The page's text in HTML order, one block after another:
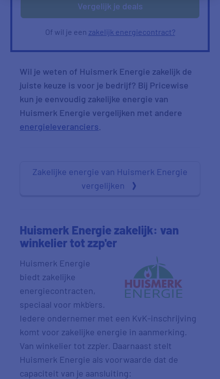
Vergelijk je deals
Of wil je een zakelijk energiecontract?
Wil je weten of Huismerk Energie zakelijk de
juiste keuze is voor je bedrijf? Bij Pricewise
kun je eenvoudig zakelijke energie van
Huismerk Energie vergelijken met andere
energieleveranciers
Zakelijke energie van Huismerk Energie
vergelijken
Huismerk Energie zakelijk: van
winkelier tot zzp'er
Huismerk Energie
biedt zakelijke
energiecontracten,
speciaal voor mkb'ers.
Iedere ondernemer met een KvK-inschrijving
komt voor zakelijke energie in aanmerking.
Van winkelier tot zzp'er. Daarnaast stelt
Huismerk Energie als voorwaarde dat de
capaciteit van je aansluiting: